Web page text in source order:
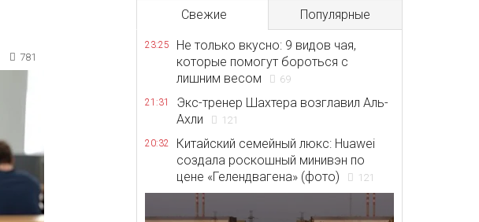
781
Свежие Популярные
23:25
Не только вкусно: 9 видов чая,
которые помогут бороться с
лишним весом
69
21:31
Экс-тренер Шахтера возглавил Аль-
Ахли
121
20:32
Китайский семейный люкс: Huawei
создала роскошный минивэн по
цене «Гелендвагена» (фото)
121